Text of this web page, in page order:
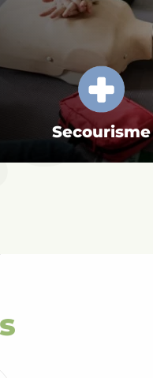
Secourisme